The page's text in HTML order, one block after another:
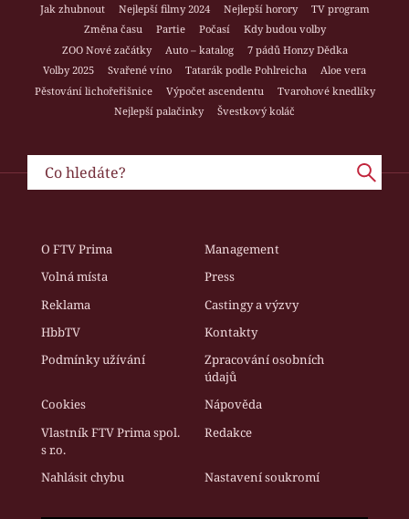
Jak zhubnout Nejlepší filmy 2024 Nejlepší horory
TV program
Změna času
Partie Počasí
Kdy budou volby
ZOO Nové začátky
Auto – katalog
7 pádů Honzy Dědka
Volby 2025
Svařené víno Tatarák podle Pohlreicha
Aloe vera
Pěstování lichořeřišnice
Výpočet ascendentu
Tvarohové knedlíky
Nejlepší palačinky
Švestkový koláč
O FTV Prima
Management
Volná místa
Press
Reklama
Castingy a výzvy
HbbTV
Kontakty
Podmínky užívání
Zpracování osobních
údajů
Cookies
Nápověda
Vlastník FTV Prima spol.
s r.o.
Redakce
Nahlásit chybu Nastavení soukromí